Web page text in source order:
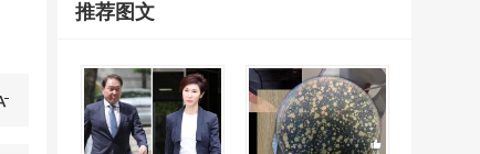
推荐图文